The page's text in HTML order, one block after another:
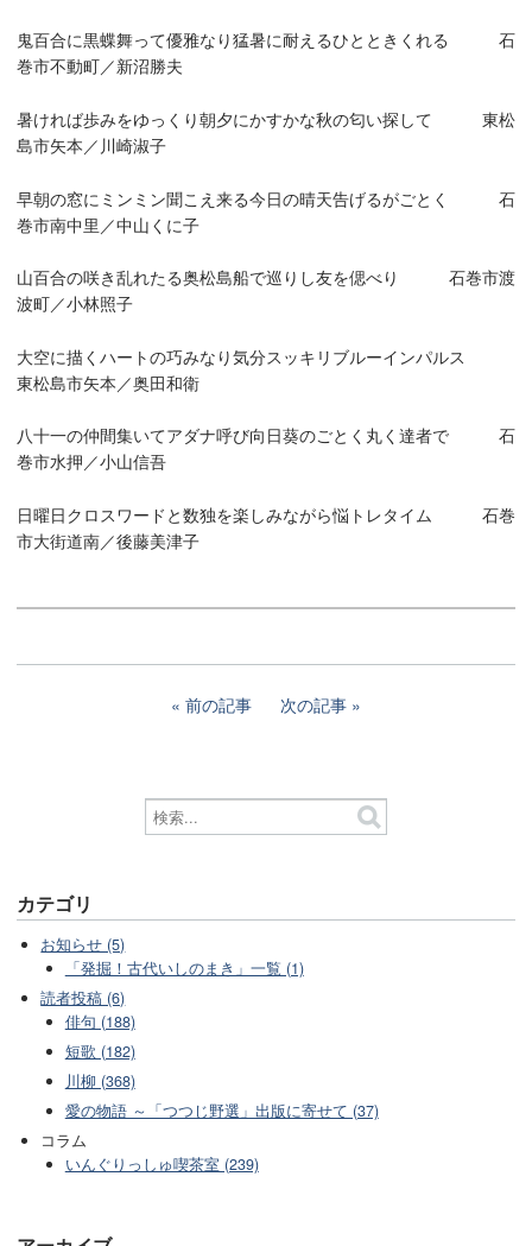
鬼百合に黒蝶舞って優雅なり猛暑に耐えるひとときくれる 石
巻市不動町／新沼勝夫
暑ければ歩みをゆっくり朝夕にかすかな秋の匂い探して 東松
島市矢本／川崎淑子
早朝の窓にミンミン聞こえ来る今日の晴天告げるがごとく 石
巻市南中里／中山くに子
山百合の咲き乱れたる奥松島船で巡りし友を偲べり 石巻市渡
波町／小林照子
大空に描くハートの巧みなり気分スッキリブルーインパルス
東松島市矢本／奥田和衛
八十一の仲間集いてアダナ呼び向日葵のごとく丸く達者で 石
巻市水押／小山信吾
日曜日クロスワードと数独を楽しみながら悩トレタイム 石巻
市大街道南／後藤美津子
前の記事 次の記事
カテゴリ
お知らせ (5)
「発掘！古代いしのまき」一覧 (1)
読者投稿 (6)
俳句 (188)
短歌 (182)
川柳 (368)
愛の物語 ～「つつじ野選」出版に寄せて (37)
コラム
いんぐりっしゅ喫茶室 (239)